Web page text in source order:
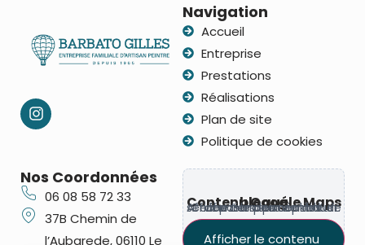
Navigation
Accueil
Entreprise
Prestations
Réalisations
Plan de site
Politique de cookies
Nos Coordonnées
06 08 58 72 33
37B Chemin de
l’Aubarede, 06110 Le
Contenu Google Maps bloqué
Ce contenu provient d’un service tiers susceptible de déposer des cookies. Affichez-le pour continuer.
Afficher le contenu